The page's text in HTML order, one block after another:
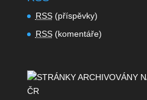
RSS(příspěvky)
RSS(komentáře)